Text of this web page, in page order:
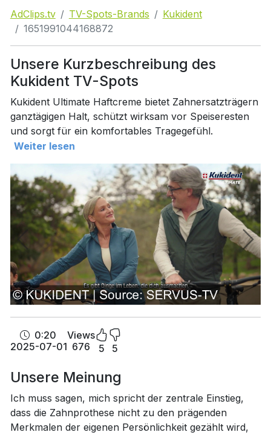
AdClips.tv TV-Spots-Brands
Kukident
1651991044168872
Unsere Kurzbeschreibung des
Kukident TV-Spots
Kukident Ultimate Haftcreme bietet Zahnersatzträgern
ganztägigen Halt, schützt wirksam vor Speiseresten
und sorgt für ein komfortables Tragegefühl.
Weiter lesen
0:20
2025-07-01
Views
676
5 5
Unsere Meinung
Ich muss sagen, mich spricht der zentrale Einstieg,
dass die Zahnprothese nicht zu den prägenden
Merkmalen der eigenen Persönlichkeit gezählt wird,